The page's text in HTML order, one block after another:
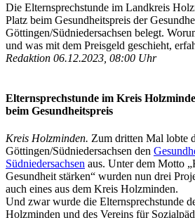
Die Elternsprechstunde im Landkreis
Platz beim Gesundheitspreis der
Göttingen/Südniedersachsen belegt.
und was mit dem Preisgeld geschieht,
Redaktion 06.12.2023, 08:00 Uhr
Elternsprechstunde im Kreis
beim Gesundheitspreis
Kreis Holzminden. Zum dritten Mal lobte
Göttingen/Südniedersachsen den
Südniedersachsen aus. Unter dem Motto
Gesundheit stärken“ wurden nun drei
auch eines aus dem Kreis Holzminden.
Und zwar wurde die Elternsprechstunde
Holzminden und des Vereins für